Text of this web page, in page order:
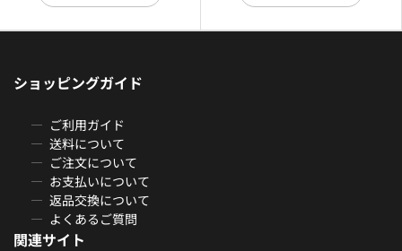
ショッピングガイド
ご利用ガイド
送料について
ご注文について
お支払いについて
返品交換について
よくあるご質問
関連サイト